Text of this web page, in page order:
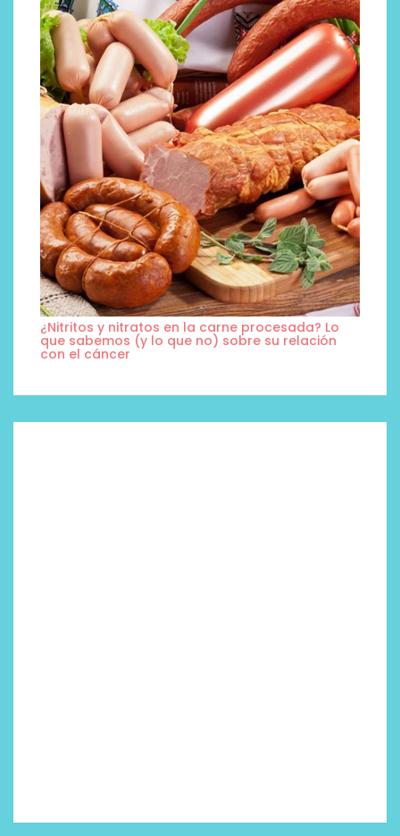
¿Nitritos y nitratos en la carne procesada? Lo
que sabemos (y lo que no) sobre su relación
con el cáncer